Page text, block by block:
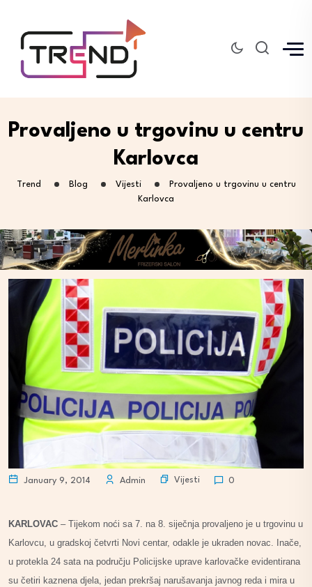
Provaljeno u trgovinu u centru
Karlovca
Trend Blog Vijesti
Provaljeno u trgovinu u centru
Karlovca
January 9, 2014 Admin Vijesti 0
KARLOVAC – Tijekom noći sa 7. na 8. siječnja provaljeno je u trgovinu u
Karlovcu, u gradskoj četvrti Novi centar, odakle je ukraden novac. Inače,
u protekla 24 sata na području Policijske uprave karlovačke evidentirana
su četiri kaznena djela, jedan prekršaj narušavanja javnog reda i mira u